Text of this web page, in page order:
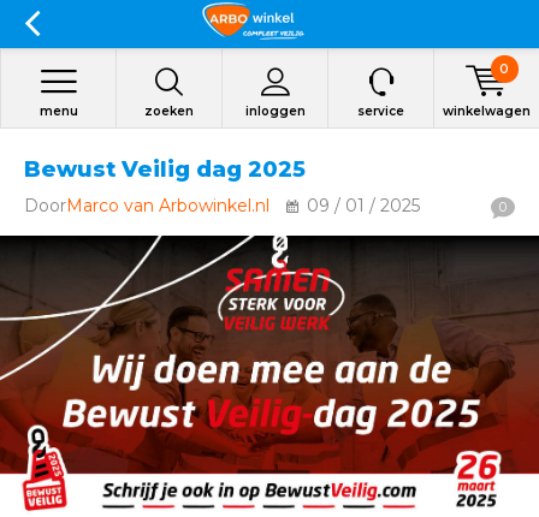
zoeken inloggen
menu service winkelwagen
0
Bewust Veilig dag 2025
DoorMarco van Arbowinkel.nl 09 / 01 / 2025 0